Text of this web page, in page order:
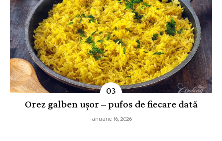
Orez galben ușor – pufos de fiecare dată
ianuarie 16, 2026